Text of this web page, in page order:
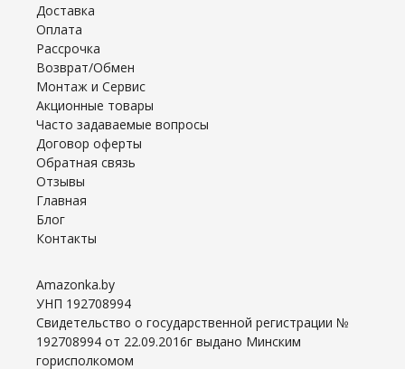
Доставка
Оплата
Рассрочка
Возврат/Обмен
Монтаж и Сервис
Акционные товары
Часто задаваемые вопросы
Договор оферты
Обратная связь
Отзывы
Главная
Блог
Контакты
Amazonka.by
УНП 192708994
Свидетельство о государственной регистрации №
192708994 от 22.09.2016г выдано Минским
горисполкомом